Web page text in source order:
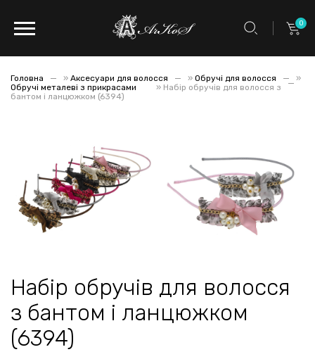
0
Головна » Аксесуари для волосся » Обручі для волосся
»
Обручі металеві з прикрасами
» Набір обручів для волосся з
бантом і ланцюжком (6394)
Набір обручів для волосся
з бантом і ланцюжком
(6394)